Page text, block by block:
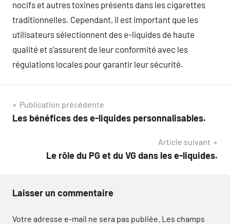
nocifs et autres toxines présents dans les cigarettes
traditionnelles. Cependant, il est important que les
utilisateurs sélectionnent des e-liquides de haute
qualité et s’assurent de leur conformité avec les
régulations locales pour garantir leur sécurité.
Navigation
de
Publication précédente
Les bénéfices des e-liquides personnalisables.
Article suivant
Le rôle du PG et du VG dans les e-liquides.
Laisser un commentaire
Votre adresse e-mail ne sera pas publiée. Les champs